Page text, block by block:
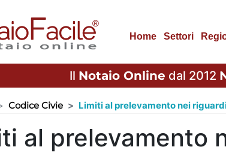
Home Settori
Il Notaio Online dal 2012
Codice Civie Limiti al prelevamento nei
al prelevamento